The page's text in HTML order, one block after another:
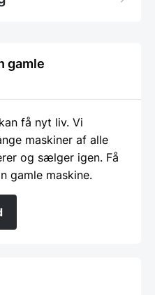
gamle
få nyt liv. Vi
maskiner af alle
og sælger igen. Få
gamle maskine.